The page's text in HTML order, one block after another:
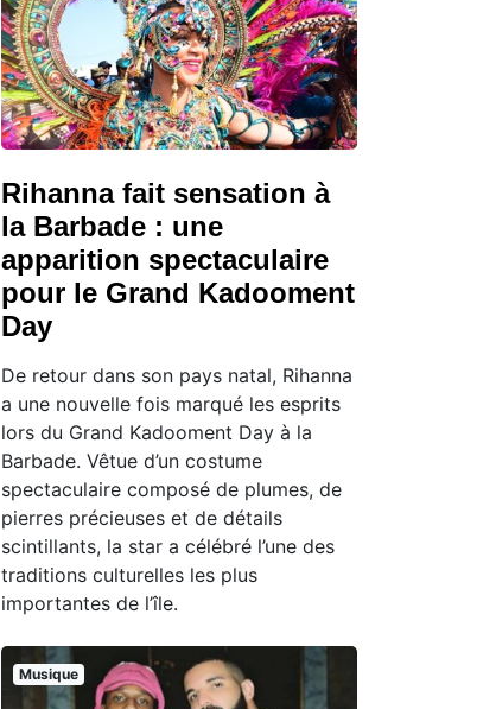
Rihanna fait sensation à
la Barbade : une
apparition spectaculaire
pour le Grand Kadooment
Day
De retour dans son pays natal, Rihanna
a une nouvelle fois marqué les esprits
lors du Grand Kadooment Day à la
Barbade. Vêtue d’un costume
spectaculaire composé de plumes, de
pierres précieuses et de détails
scintillants, la star a célébré l’une des
traditions culturelles les plus
importantes de l’île.
Musique